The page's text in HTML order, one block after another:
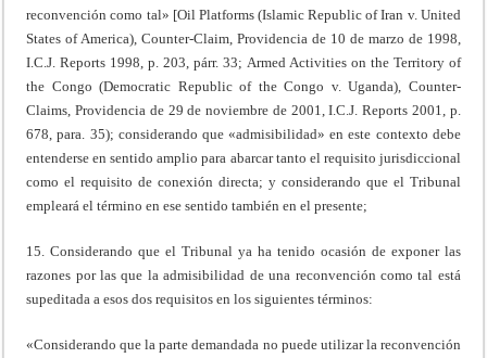
reconvención como tal» [Oil Platforms (Islamic Republic of Iran v. United
States of America), Counter-Claim, Providencia de 10 de marzo de 1998,
I.C.J. Reports 1998, p. 203, párr. 33; Armed Activities on the Territory of
the Congo (Democratic Republic of the Congo v. Uganda), Counter-
Claims, Providencia de 29 de noviembre de 2001, I.C.J. Reports 2001, p.
678, para. 35); considerando que «admisibilidad» en este contexto debe
entenderse en sentido amplio para abarcar tanto el requisito jurisdiccional
como el requisito de conexión directa; y considerando que el Tribunal
empleará el término en ese sentido también en el presente;
15. Considerando que el Tribunal ya ha tenido ocasión de exponer las
razones por las que la admisibilidad de una reconvención como tal está
supeditada a esos dos requisitos en los siguientes términos:
«Considerando que la parte demandada no puede utilizar la reconvención